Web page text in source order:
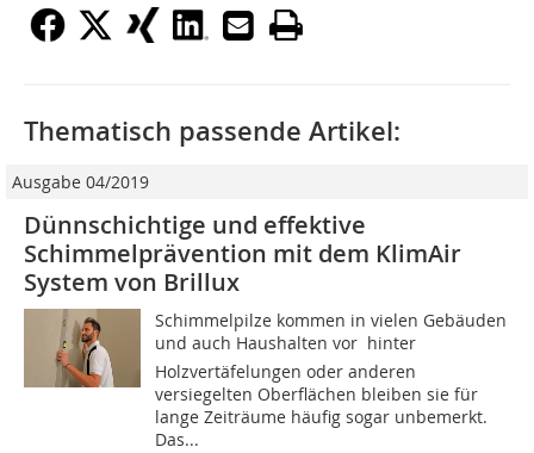
Thematisch passende Artikel:
Ausgabe 04/2019
Dünnschichtige und effektive
Schimmelprävention mit dem KlimAir
System von Brillux
Schimmelpilze kommen in vielen Gebäuden
und auch Haushalten vor  hinter
Holzvertäfelungen oder anderen
versiegelten Oberflächen bleiben sie für
lange Zeiträume häufig sogar unbemerkt.
Das...